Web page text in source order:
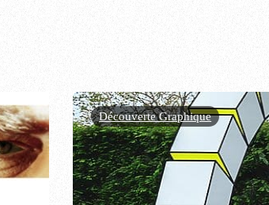
Découverte Graphique